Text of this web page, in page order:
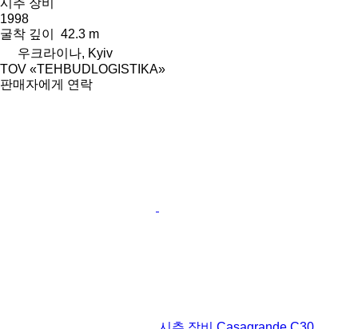
1998
굴착 깊이
42.3 m
우크라이나, Kyiv
TOV «TEHBUDLOGISTIKA»
판매자에게 연락